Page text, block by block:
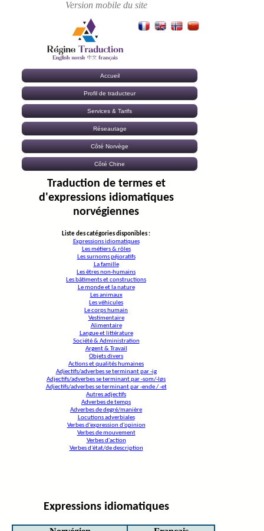
Accueil
Profil de traducteur
Services & Tarifs
Réseautage
Côté Norvège
Côté Chine
Traduction de termes et
d'expressions idiomatiques
norvégiennes
Liste des catégories disponibles :
Expressions idiomatiques
Les métiers & rôles
Les surnoms péjoratifs
La famille
Les êtres non-humains
Les bâtiments et constructions
Le monde et la nature
Les animaux
Les véhicules
Le corps humain
Vestimentaire
Alimentaire
Langue et littérature
Société & Administration
Argent & Travail
Objets divers
Actions et qualités humaines
Adjectifs/adverbes se terminant par -ig
Adjectifs/adverbes se terminant par -som/-løs
Adjectifs/adverbes se terminant par -ende / -et
Autres adjectifs
Adverbes de temps
Adverbes de degré/manière
Locutions adverbiales
Verbes d'expression d'opinion
Verbes de mouvement
Verbes d'action
Verbes d'état/de description
Expressions idiomatiques